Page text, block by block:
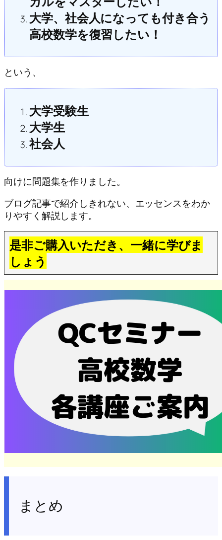
大学、社会人になっても付き合う
高校数学を復習したい！
という、
大学受験生
大学生
社会人
向けに問題集を作りました。
ブログ記事で紹介しきれない、エッセンスをわか
りやすく解説します。
是非ご購入いただき、一緒に学びま
しょう
まとめ